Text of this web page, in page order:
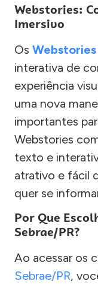
Webstories:
Imersivo
Os Webstories
interativa de
experiência
uma nova
importantes
Webstories
texto e
atrativo e fácil
quer se
Por Que
Sebrae/PR?
Ao acessar os
Sebrae/PR,